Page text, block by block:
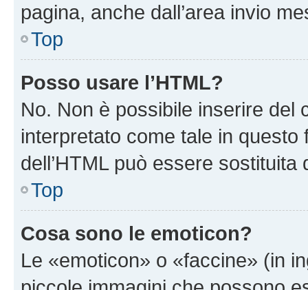
pagina, anche dall’area invio
Top
Posso usare l’HTML?
No. Non è possibile inserire del
interpretato come tale in
dell’HTML può essere sostituita
Top
Cosa sono le emoticon?
Le «emoticon» o «faccine» (in